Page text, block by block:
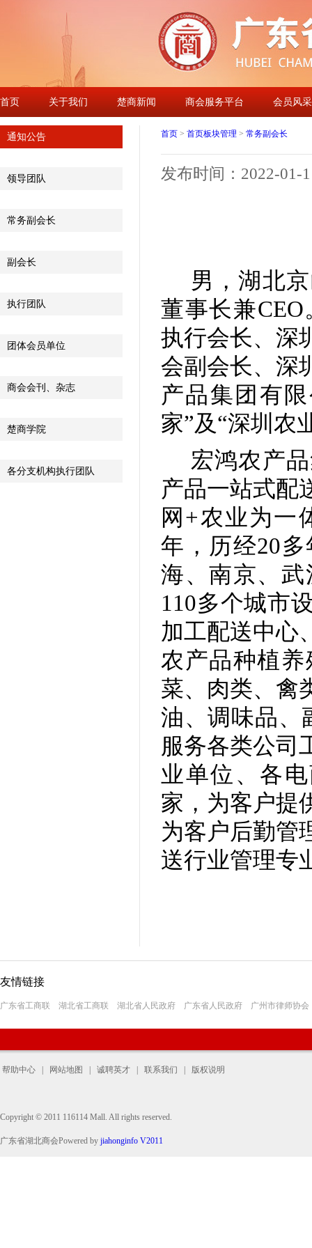
首页 关于我们 楚商新闻 商会服务平台 会员风采
通知公告
领导团队
常务副会长
副会长
执行团队
团体会员单位
商会会刊、杂志
楚商学院
各分支机构执行团队
首页 > 首页板块管理 > 常务副会长
发布时间：2022-01-
男，湖北
董事长兼
执行会长、深
会副会长、深
产品集团有
家”及“深圳农
宏鸿农产
产品一站式配
网+农业为一
年，历经20
海、南京、
110多个城市
加工配送中心
农产品种植
菜、肉类、禽
油、调味品、
服务各类公司
业单位、各
家，为客户提
为客户后勤管
送行业管理专
友情链接
广东省工商联 湖北省工商联 湖北省人民政府 广东省人民政府 广州市律师协会
帮助中心 网站地图 诚聘英才 联系我们 版权说明
Copyright © 2011 116114 Mall. All rights reserved.
广东省湖北商会Powered by jiahonginfo V2011